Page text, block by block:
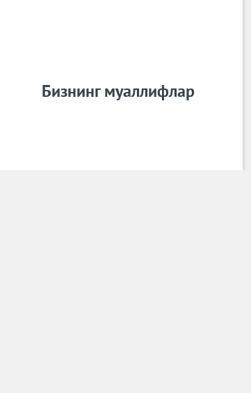
Бизнинг муаллифлар